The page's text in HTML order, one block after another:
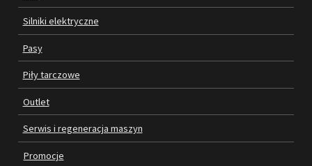
AKCESORIA I CZĘŚCI ZAMIENNE
WAŁY
SILNIKI ELEKTRYCZNE
PASY
PIŁY TARCZOWE
Silniki elektryczne
Pasy
Piły tarczowe
Outlet
Serwis i regeneracja maszyn
Promocje